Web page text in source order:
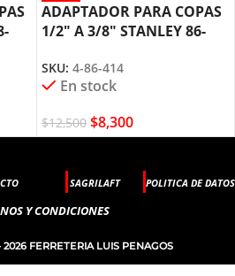
ADAPTADOR PARA COPAS
1/2″ A 3/8″ STANLEY 86-
SKU: 4-86-414
En stock
$12,500 $8,300
SAGRILAFT POLITICA DE DATOS
Y CONDICIONES
2026 FERRETERIA LUIS PENAGOS